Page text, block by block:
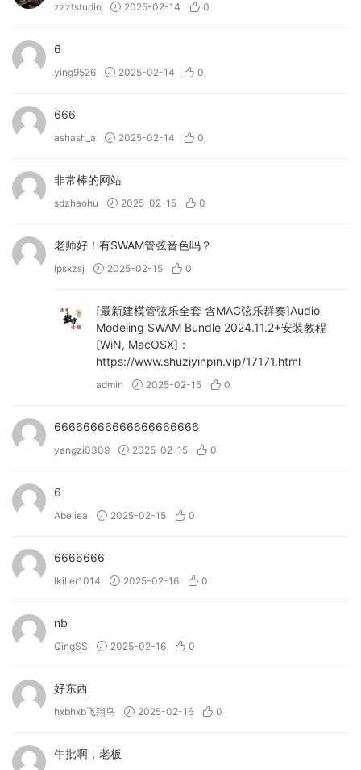
zzztstudio 2025-02-14 0
6
ying9526 2025-02-14 0
666
ashash_a 2025-02-14 0
非常棒的网站
sdzhaohu 2025-02-15 0
老师好！有SWAM管弦音色吗？
lpsxzsj 2025-02-15 0
[最新建模管弦乐全套 含MAC弦乐群奏]Audio
Modeling SWAM Bundle 2024.11.2+安装教程
[WiN, MacOSX]：
https://www.shuziyinpin.vip/17171.html
admin 2025-02-15 0
66666666666666666666
yangzi0309 2025-02-15 0
6
Abeliea 2025-02-15 0
6666666
lkiller1014 2025-02-16 0
nb
QingSS 2025-02-16 0
好东西
hxbhxb飞翔鸟 2025-02-16 0
牛批啊，老板